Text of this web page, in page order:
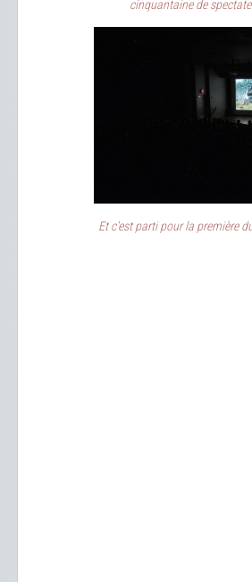
cinquantaine de
Et c'est parti pour la première